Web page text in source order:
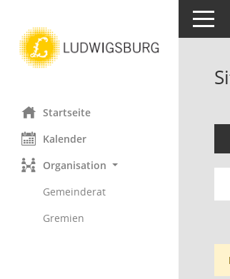
Startseite
Kalender
Organisation
Gemeinderat
Gremien
Toggle